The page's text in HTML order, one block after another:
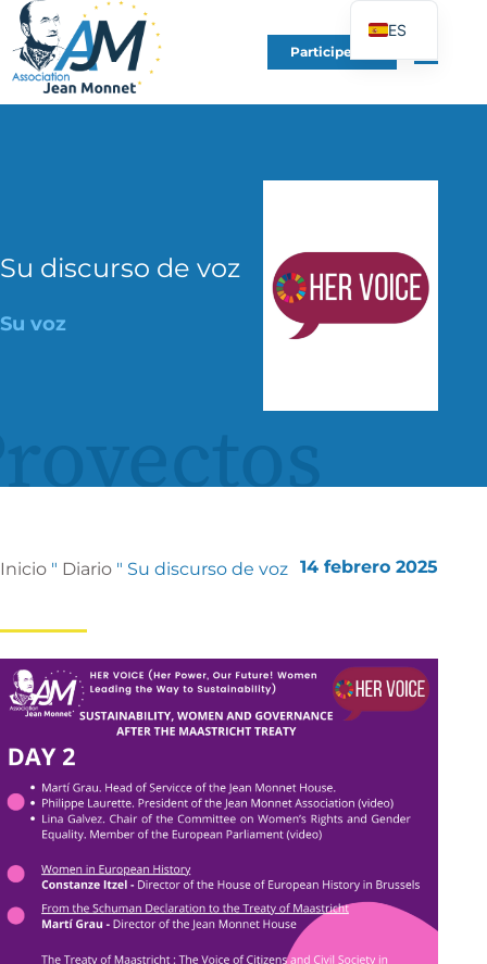
Participe en
Su discurso de voz
Su voz
Inicio " Diario " Su discurso de voz 14 febrero 2025
ES
FR
EN
UK